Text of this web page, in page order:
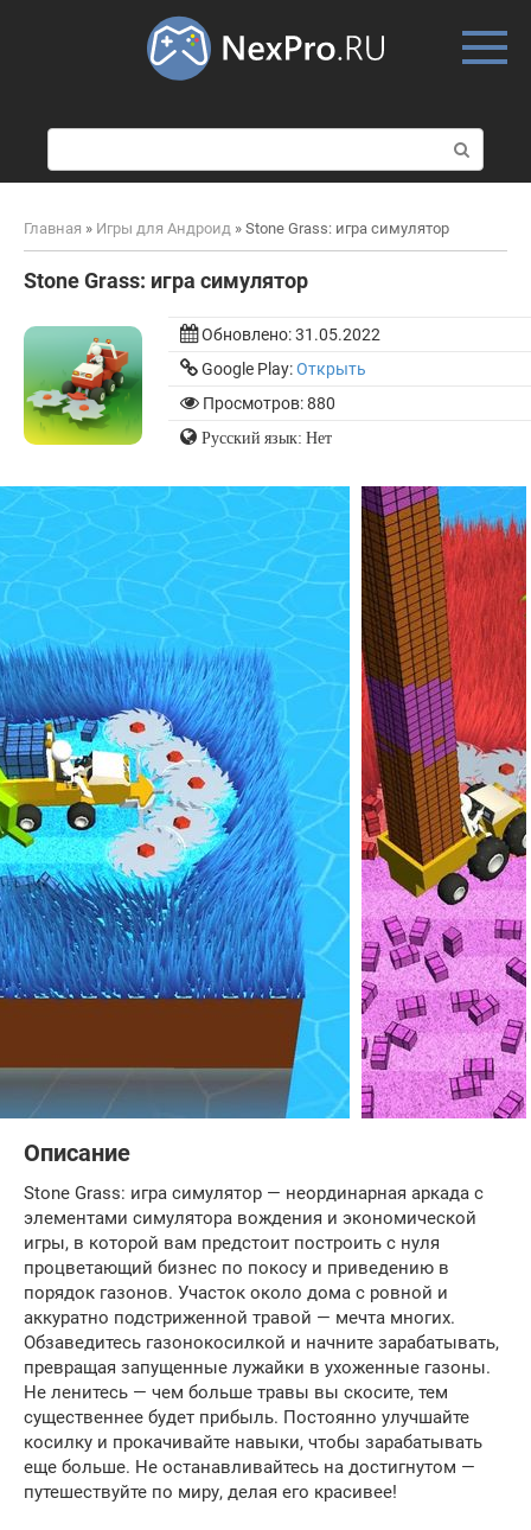
о
и
к
Главная » Игры для Андроид » Stone Grass: игра симулятор
Stone Grass: игра симулятор
Обновлено:31.05.2022
Google Play:Открыть
Просмотров: 880
Русский язык: Нет
Описание
Stone Grass: игра симулятор — неординарная аркада с
элементами симулятора вождения и экономической
игры, в которой вам предстоит построить с нуля
процветающий бизнес по покосу и приведению в
порядок газонов. Участок около дома с ровной и
аккуратно подстриженной травой — мечта многих.
Обзаведитесь газонокосилкой и начните зарабатывать,
превращая запущенные лужайки в ухоженные газоны.
Не ленитесь — чем больше травы вы скосите, тем
существеннее будет прибыль. Постоянно улучшайте
косилку и прокачивайте навыки, чтобы зарабатывать
еще больше. Не останавливайтесь на достигнутом —
путешествуйте по миру, делая его красивее!